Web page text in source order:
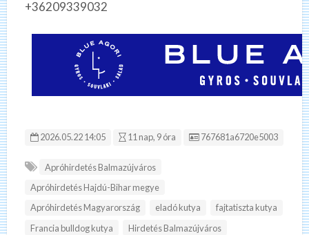
+36209339032
2026.05.22 14:05 11 nap, 9 óra Hirdetés ID:
767681a6720e5003
Apróhirdetés Balmazújváros
Apróhirdetés Hajdú-Bihar megye
Apróhirdetés Magyarország
eladó kutya
fajtatiszta kutya
Francia bulldog kutya
Hirdetés Balmazújváros